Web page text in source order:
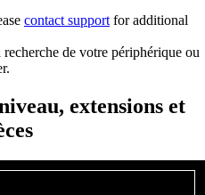
contact support for additional
de votre périphérique ou
extensions et